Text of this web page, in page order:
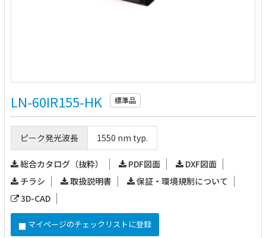
LN-60IR155-HK 標準品
ピーク発光波長 1550 nm typ.
総合カタログ（抜粋） PDF図面
DXF図面
チラシ
取扱説明書
保証・環境規制について
3D-CAD
マイページのチェックリストに登録